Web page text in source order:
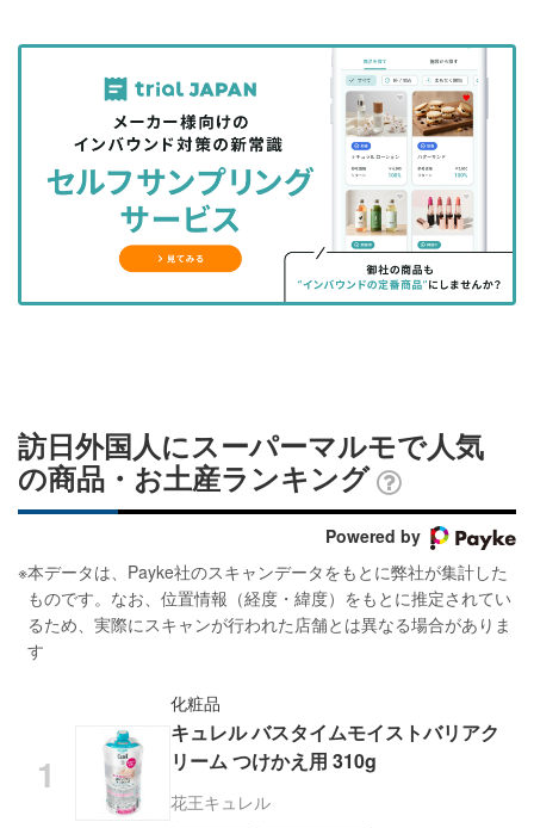
記
を
シ
ェ
る
記
事
を
シ
ェ
ア
す
る
な
ッ
ク
マ
に
記
事
を
購
読
す
る
マ
ガ
登
録
す
る
訪日外国人にスーパーマルモで人気
の商品・お土産ランキング
Powered by
※本データは、Payke社のスキャンデータをもとに弊社が集計した
ものです。なお、位置情報（経度・緯度）をもとに推定されてい
るため、実際にスキャンが行われた店舗とは異なる場合がありま
す
化粧品
キュレル バスタイムモイストバリアク
リーム つけかえ用 310g
花王キュレル